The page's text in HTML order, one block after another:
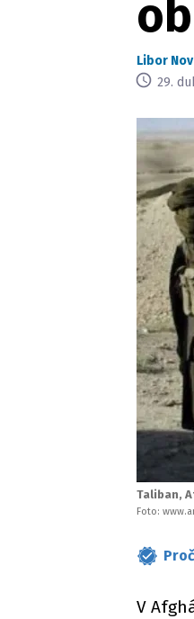
Libor
29.
Taliban,
Foto:
V